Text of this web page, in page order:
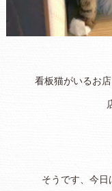
看板猫がいるお店
そうです、今日